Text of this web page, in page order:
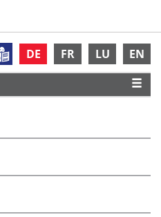
DE FR LU EN